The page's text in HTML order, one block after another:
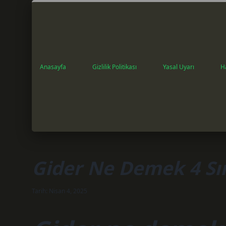
Anasayfa Gizlilik Politikası Yasal Uyarı
Gider Ne Demek 4
Tarih: Nisan 4, 2025